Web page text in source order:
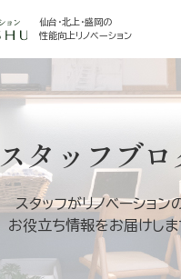
仙台・北上・盛岡の
性能向上リノベーション
スタッフブロ
スタッフがリノベーション
お役立ち情報をお届けしま